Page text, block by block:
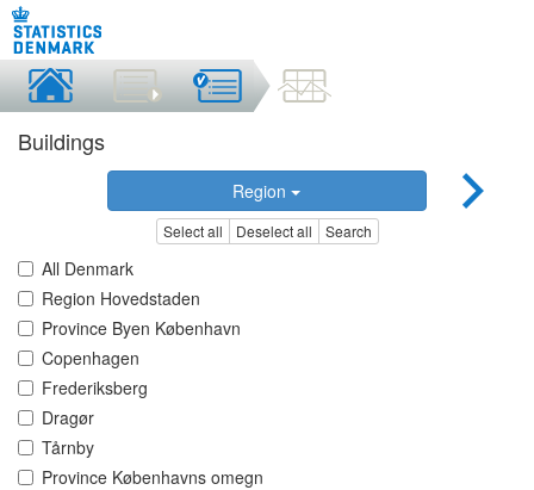
Buildings
Region
Select all Deselect all Search
All Denmark
Region Hovedstaden
Province Byen København
Copenhagen
Frederiksberg
Dragør
Tårnby
Province Københavns omegn